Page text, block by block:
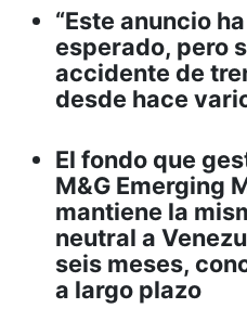
“Este anuncio
esperado, pero
accidente de
desde hace
El fondo que
M&G Emerging
mantiene la
neutral a
seis meses,
a largo plazo